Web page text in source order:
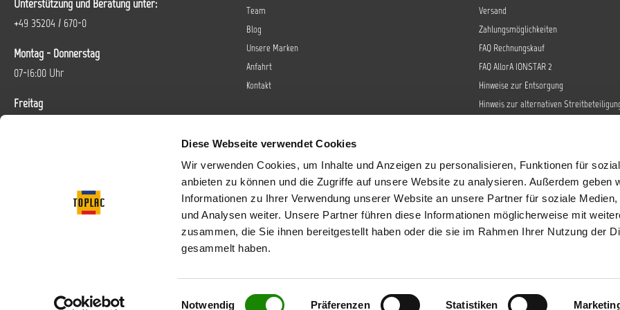
Diese Webseite verwendet Cookies
Wir verwenden Cookies, um Inhalte und Anzeigen zu personalisieren, Funktionen für
anbieten zu können und die Zugriffe auf unsere Website zu analysieren. Außerdem geben
Informationen zu Ihrer Verwendung unserer Website an unsere Partner für soziale Medien,
und Analysen weiter. Unsere Partner führen diese Informationen möglicherweise mit
zusammen, die Sie ihnen bereitgestellt haben oder die sie im Rahmen Ihrer Nutzung der
gesammelt haben.
Einwilligungsauswahl
Notwendig Präferenzen Statistiken
Unterstützung und Beratung unter:
+49 35204 / 670-0
Montag - Donnerstag
07-16:00 Uhr
Freitag
Vertrag widerrufen
Team
Blog
Unsere Marken
Anfahrt
Kontakt
Versand
Zahlungsmöglichkeiten
FAQ Rechnungskauf
FAQ AllorA IONSTAR 2
Hinweise zur Entsorgung
Hinweis zur alternativen
Barrierefreiheit
Datenschutz
AGB
Impressum
Sendungsverfolgung
* Alle Preise inkl. gesetzl. Mehrwertsteuer zzgl. Versandkostenund ggf. Nachnahmegebühren,